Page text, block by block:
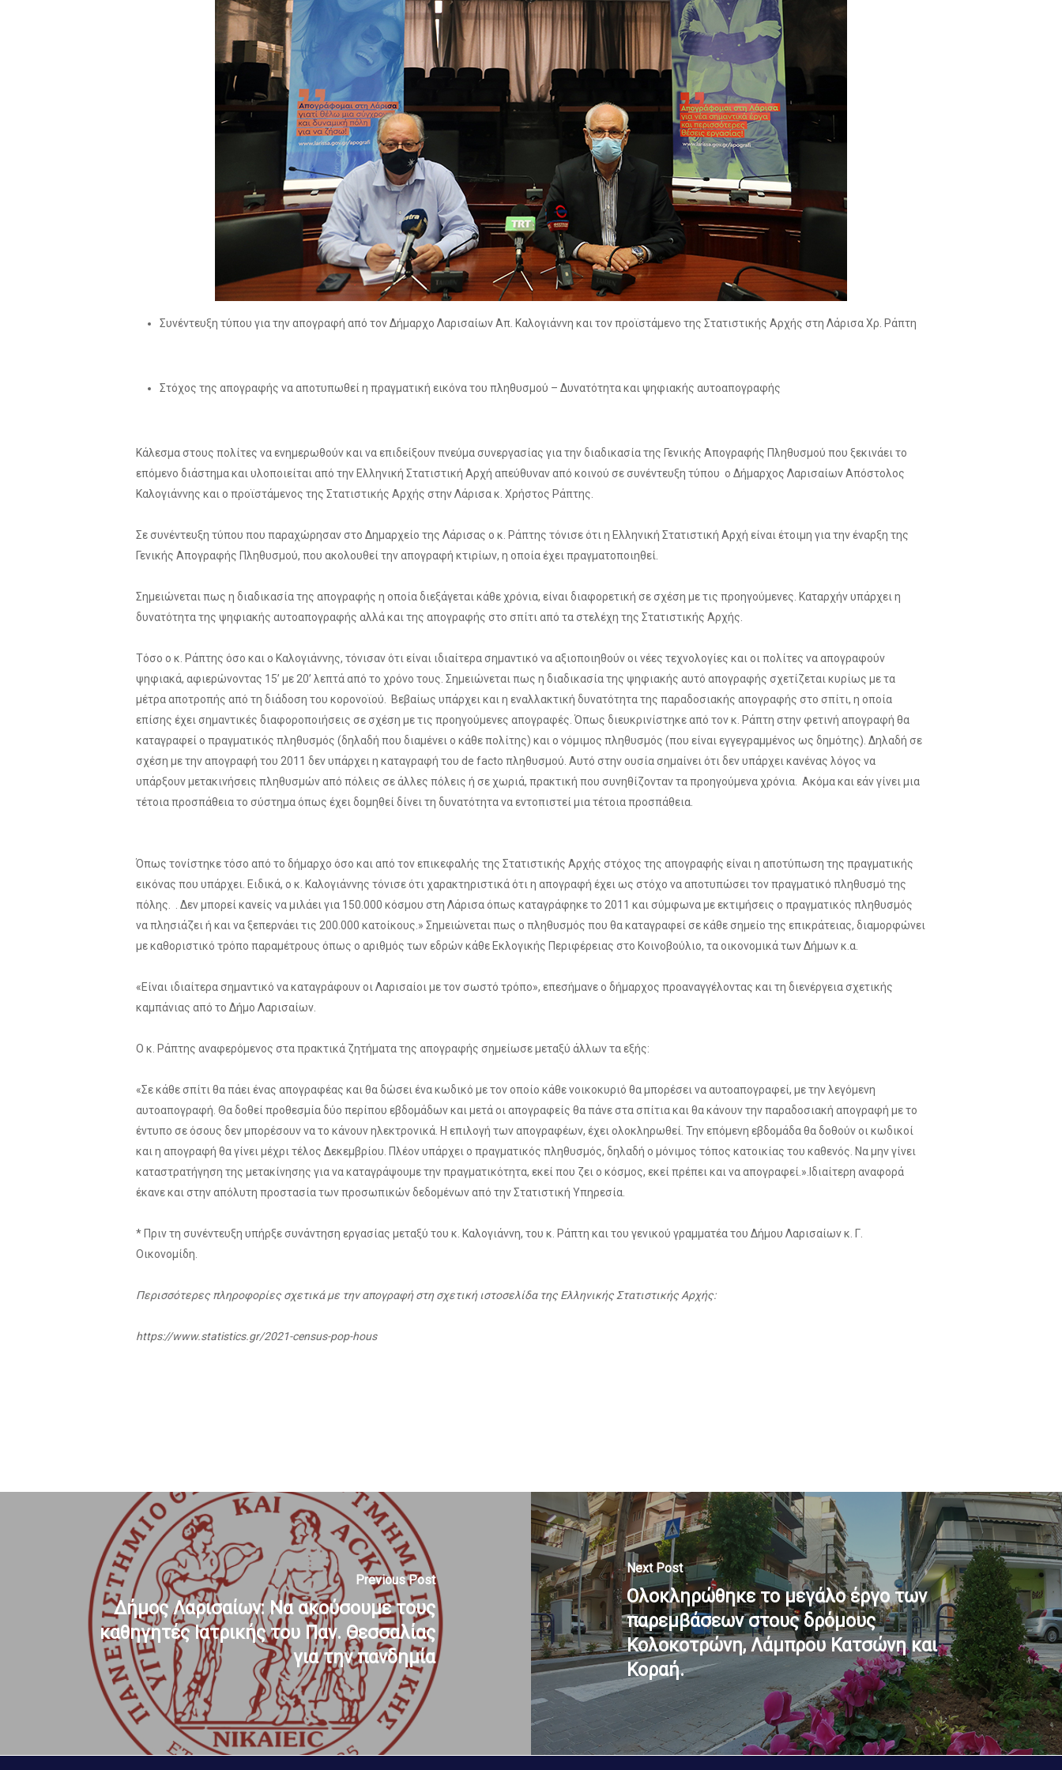
Συνέντευξη τύπου για την απογραφή από τον Δήμαρχο Λαρισαίων Απ. Καλογιάννη και τον προϊστάμενο της Στατιστικής Αρχής στη Λάρισα Χρ. Ράπτη
Στόχος της απογραφής να αποτυπωθεί η πραγματική εικόνα του πληθυσμού – Δυνατότητα και ψηφιακής αυτοαπογραφής
Κάλεσμα στους πολίτες να ενημερωθούν και να επιδείξουν πνεύμα συνεργασίας για την διαδικασία της Γενικής Απογραφής Πληθυσμού που ξεκινάει το
επόμενο διάστημα και υλοποιείται από την Ελληνική Στατιστική Αρχή απεύθυναν από κοινού σε συνέντευξη τύπου ο Δήμαρχος Λαρισαίων Απόστολος
Καλογιάννης και ο προϊστάμενος της Στατιστικής Αρχής στην Λάρισα κ. Χρήστος Ράπτης.
Σε συνέντευξη τύπου που παραχώρησαν στο Δημαρχείο της Λάρισας o κ. Ράπτης τόνισε ότι η Ελληνική Στατιστική Αρχή είναι έτοιμη για την έναρξη της
Γενικής Απογραφής Πληθυσμού, που ακολουθεί την απογραφή κτιρίων, η οποία έχει πραγματοποιηθεί.
Σημειώνεται πως η διαδικασία της απογραφής η οποία διεξάγεται κάθε χρόνια, είναι διαφορετική σε σχέση με τις προηγούμενες. Καταρχήν υπάρχει η
δυνατότητα της ψηφιακής αυτοαπογραφής αλλά και της απογραφής στο σπίτι από τα στελέχη της Στατιστικής Αρχής.
Τόσο ο κ. Ράπτης όσο και ο Καλογιάννης, τόνισαν ότι είναι ιδιαίτερα σημαντικό να αξιοποιηθούν οι νέες τεχνολογίες και οι πολίτες να απογραφούν
ψηφιακά, αφιερώνοντας 15’ με 20’ λεπτά από το χρόνο τους. Σημειώνεται πως η διαδικασία της ψηφιακής αυτό απογραφής σχετίζεται κυρίως με τα
μέτρα αποτροπής από τη διάδοση του κορονοϊού. Βεβαίως υπάρχει και η εναλλακτική δυνατότητα της παραδοσιακής απογραφής στο σπίτι, η οποία
επίσης έχει σημαντικές διαφοροποιήσεις σε σχέση με τις προηγούμενες απογραφές. Όπως διευκρινίστηκε από τον κ. Ράπτη στην φετινή απογραφή θα
καταγραφεί ο πραγματικός πληθυσμός (δηλαδή που διαμένει ο κάθε πολίτης) και ο νόμιμος πληθυσμός (που είναι εγγεγραμμένος ως δημότης). Δηλαδή σε
σχέση με την απογραφή του 2011 δεν υπάρχει η καταγραφή του de facto πληθυσμού. Αυτό στην ουσία σημαίνει ότι δεν υπάρχει κανένας λόγος να
υπάρξουν μετακινήσεις πληθυσμών από πόλεις σε άλλες πόλεις ή σε χωριά, πρακτική που συνηθίζονταν τα προηγούμενα χρόνια. Ακόμα και εάν γίνει μια
τέτοια προσπάθεια το σύστημα όπως έχει δομηθεί δίνει τη δυνατότητα να εντοπιστεί μια τέτοια προσπάθεια.
Όπως τονίστηκε τόσο από το δήμαρχο όσο και από τον επικεφαλής της Στατιστικής Αρχής στόχος της απογραφής είναι η αποτύπωση της πραγματικής
εικόνας που υπάρχει. Ειδικά, ο κ. Καλογιάννης τόνισε ότι χαρακτηριστικά ότι η απογραφή έχει ως στόχο να αποτυπώσει τον πραγματικό πληθυσμό της
πόλης. . Δεν μπορεί κανείς να μιλάει για 150.000 κόσμου στη Λάρισα όπως καταγράφηκε το 2011 και σύμφωνα με εκτιμήσεις ο πραγματικός πληθυσμός
να πλησιάζει ή και να ξεπερνάει τις 200.000 κατοίκους.» Σημειώνεται πως ο πληθυσμός που θα καταγραφεί σε κάθε σημείο της επικράτειας, διαμορφώνει
με καθοριστικό τρόπο παραμέτρους όπως ο αριθμός των εδρών κάθε Εκλογικής Περιφέρειας στο Κοινοβούλιο, τα οικονομικά των Δήμων κ.α.
«Είναι ιδιαίτερα σημαντικό να καταγράφουν οι Λαρισαίοι με τον σωστό τρόπο», επεσήμανε ο δήμαρχος προαναγγέλοντας και τη διενέργεια σχετικής
καμπάνιας από το Δήμο Λαρισαίων.
Ο κ. Ράπτης αναφερόμενος στα πρακτικά ζητήματα της απογραφής σημείωσε μεταξύ άλλων τα εξής:
«Σε κάθε σπίτι θα πάει ένας απογραφέας και θα δώσει ένα κωδικό με τον οποίο κάθε νοικοκυριό θα μπορέσει να αυτοαπογραφεί, με την λεγόμενη
αυτοαπογραφή. Θα δοθεί προθεσμία δύο περίπου εβδομάδων και μετά οι απογραφείς θα πάνε στα σπίτια και θα κάνουν την παραδοσιακή απογραφή με το
έντυπο σε όσους δεν μπορέσουν να το κάνουν ηλεκτρονικά. Η επιλογή των απογραφέων, έχει ολοκληρωθεί. Την επόμενη εβδομάδα θα δοθούν οι κωδικοί
και η απογραφή θα γίνει μέχρι τέλος Δεκεμβρίου. Πλέον υπάρχει ο πραγματικός πληθυσμός, δηλαδή ο μόνιμος τόπος κατοικίας του καθενός. Να μην γίνει
καταστρατήγηση της μετακίνησης για να καταγράψουμε την πραγματικότητα, εκεί που ζει ο κόσμος, εκεί πρέπει και να απογραφεί.».Ιδιαίτερη αναφορά
έκανε και στην απόλυτη προστασία των προσωπικών δεδομένων από την Στατιστική Υπηρεσία.
* Πριν τη συνέντευξη υπήρξε συνάντηση εργασίας μεταξύ του κ. Καλογιάννη, του κ. Ράπτη και του γενικού γραμματέα του Δήμου Λαρισαίων κ. Γ.
Οικονομίδη.
Περισσότερες πληροφορίες σχετικά με την απογραφή στη σχετική ιστοσελίδα της Ελληνικής Στατιστικής Αρχής:
https://www.statistics.gr/2021-census-pop-hous
Previous Post
Δήμος Λαρισαίων: Να ακούσουμε τους
καθηγητές Ιατρικής του Παν. Θεσσαλίας
για την πανδημία
Next Post
Oλοκληρώθηκε το μεγάλο έργο των
παρεμβάσεων στους δρόμους
Κολοκοτρώνη, Λάμπρου Κατσώνη και
Κοραή.